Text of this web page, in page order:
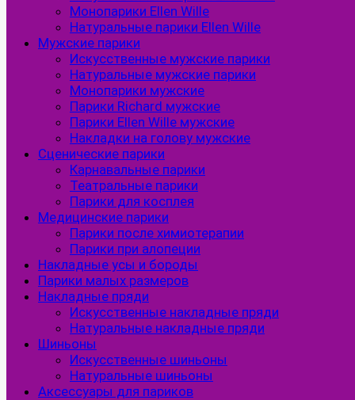
Монопарики Ellen Wille
Натуральные парики Ellen Wille
Мужские парики
Искусственные мужские парики
Натуральные мужские парики
Монопарики мужские
Парики Richard мужские
Парики Ellen Wille мужские
Накладки на голову мужские
Сценические парики
Карнавальные парики
Театральные парики
Парики для косплея
Медицинские парики
Парики после химиотерапии
Парики при алопеции
Накладные усы и бороды
Парики малых размеров
Накладные пряди
Искусственные накладные пряди
Натуральные накладные пряди
Шиньоны
Искусственные шиньоны
Натуральные шиньоны
Аксессуары для париков